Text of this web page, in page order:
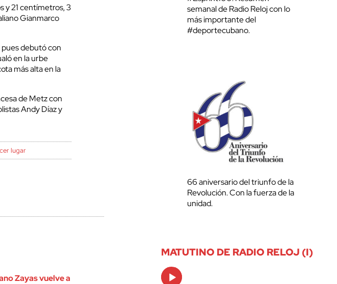
y 21 centímetros, 3
Gianmarco
debutó con
en la urbe
más alta en la
de Metz con
Andy Díaz y
lugar
Zayas vuelve a
semanal de Radio Reloj con lo
más importante del
#deportecubano.
66 aniversario del triunfo de la
Revolución. Con la fuerza de la
unidad.
MATUTINO DE RADIO RELOJ (I)
Audio